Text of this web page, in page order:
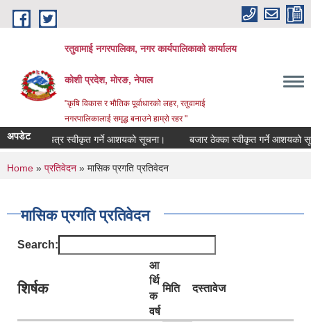
Skip to main content
रतुवामाई नगरपालिका, नगर कार्यपालिकाको कार्यालय
कोशी प्रदेश, मोरङ, नेपाल
"कृषि विकास र भौतिक पूर्वाधारको लहर, रतुवामाई
नगरपालिकालाई समृद्ध बनाउने हाम्रो रहर "
अपडेटबोलपत्र स्वीकृत गर्ने आशयको सूचना। बजार ठेक्का स्वीकृत गर्ने आशयको
You are here
Home » प्रतिवेदन » मासिक प्रगति प्रतिवेदन
मासिक प्रगति प्रतिवेदन
Search:
शिर्षक
आ
र्थि
क
वर्ष
मिति दस्तावेज